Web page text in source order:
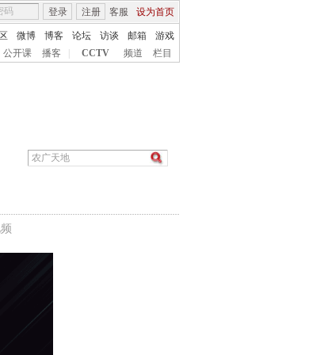
客服 设为首页
登录 注册
微博 博客 论坛 访谈 邮箱
游戏
公开课 播客 CCTV 频道 栏目